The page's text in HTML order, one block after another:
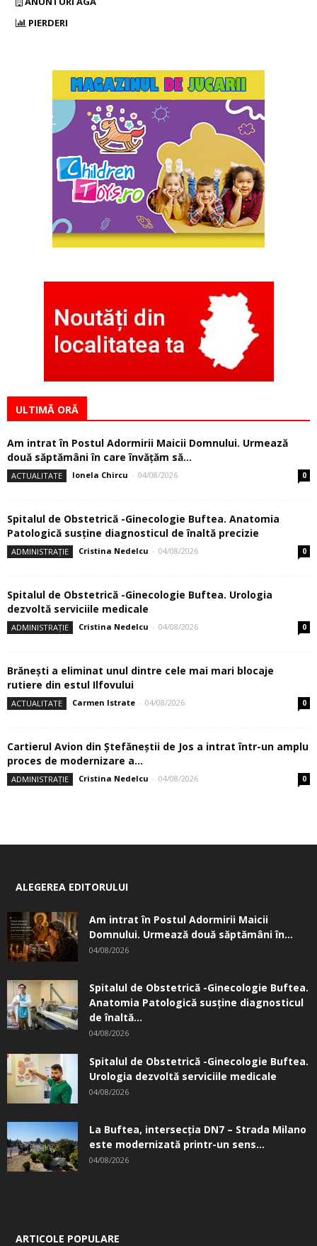
PIERDERI
ULTIMĂ ORĂ
Am intrat în Postul Adormirii Maicii Domnului. Urmează
două săptămâni în care învăţăm să...
ACTUALITATE Ionela Chircu - 04/08/2026 0
Spitalul de Obstetrică -Ginecologie Buftea. Anatomia
Patologică susţine diagnosticul de înaltă precizie
ADMINISTRAȚIE Cristina Nedelcu - 04/08/2026 0
Spitalul de Obstetrică -Ginecologie Buftea. Urologia
dezvoltă serviciile medicale
ADMINISTRAȚIE Cristina Nedelcu - 04/08/2026 0
Brănești a eliminat unul dintre cele mai mari blocaje
rutiere din estul Ilfovului
ACTUALITATE Carmen Istrate - 04/08/2026 0
Cartierul Avion din Ştefăneştii de Jos a intrat într-un amplu
proces de modernizare a...
ADMINISTRAȚIE Cristina Nedelcu - 04/08/2026 0
ALEGEREA EDITORULUI
Am intrat în Postul Adormirii Maicii
Domnului. Urmează două săptămâni în...
04/08/2026
Spitalul de Obstetrică -Ginecologie Buftea.
Anatomia Patologică susţine diagnosticul
de înaltă...
04/08/2026
Spitalul de Obstetrică -Ginecologie Buftea.
Urologia dezvoltă serviciile medicale
04/08/2026
La Buftea, intersecţia DN7 – Strada Milano
este modernizată printr-un sens...
04/08/2026
ARTICOLE POPULARE